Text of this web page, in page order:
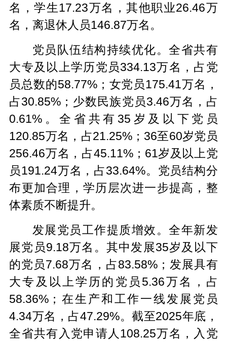
名，学生17.23万名，其他职业26.46万
名，离退休人员146.87万名。
党员队伍结构持续优化。全省共有
大专及以上学历党员334.13万名，占党
员总数的58.77%；女党员175.41万名，
占30.85%；少数民族党员3.46万名，占
0.61%。全省共有35岁及以下党员
120.85万名，占21.25%；36至60岁党员
256.46万名，占45.11%；61岁及以上党
员191.24万名，占33.64%。党员结构分
布更加合理，学历层次进一步提高，整
体素质不断提升。
发展党员工作提质增效。全年新发
展党员9.18万名。其中发展35岁及以下
的党员7.68万名，占83.58%；发展具有
大专及以上学历的党员5.36万名，占
58.36%；在生产和工作一线发展党员
4.34万名，占47.29%。截至2025年底，
全省共有入党申请人108.25万名，入党